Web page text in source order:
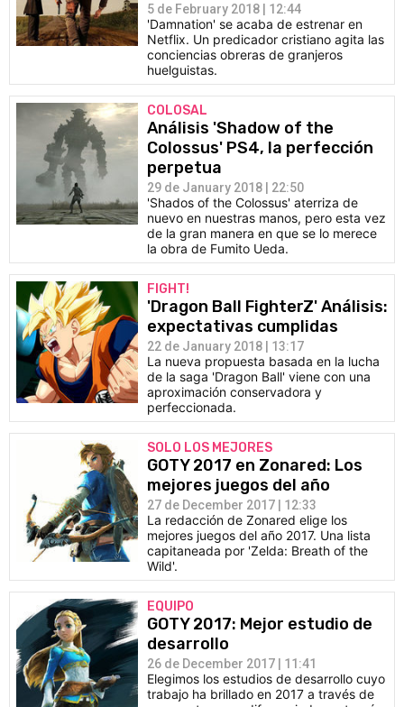
5 de February 2018 | 12:44
'Damnation' se acaba de estrenar en
Netflix. Un predicador cristiano agita las
conciencias obreras de granjeros
huelguistas.
COLOSAL
Análisis 'Shadow of the
Colossus' PS4, la perfección
perpetua
29 de January 2018 | 22:50
'Shados of the Colossus' aterriza de
nuevo en nuestras manos, pero esta vez
de la gran manera en que se lo merece
la obra de Fumito Ueda.
FIGHT!
'Dragon Ball FighterZ' Análisis:
expectativas cumplidas
22 de January 2018 | 13:17
La nueva propuesta basada en la lucha
de la saga 'Dragon Ball' viene con una
aproximación conservadora y
perfeccionada.
SOLO LOS MEJORES
GOTY 2017 en Zonared: Los
mejores juegos del año
27 de December 2017 | 12:33
La redacción de Zonared elige los
mejores juegos del año 2017. Una lista
capitaneada por 'Zelda: Breath of the
Wild'.
EQUIPO
GOTY 2017: Mejor estudio de
desarrollo
26 de December 2017 | 11:41
Elegimos los estudios de desarrollo cuyo
trabajo ha brillado en 2017 a través de